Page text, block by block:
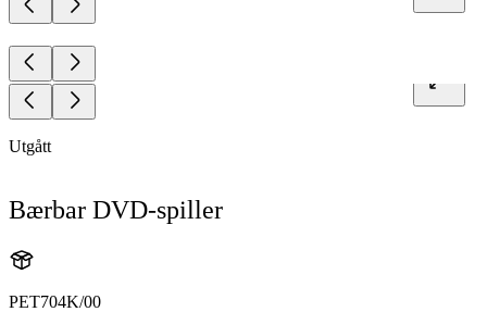
Utgått
Bærbar DVD-spiller
PET704K/00